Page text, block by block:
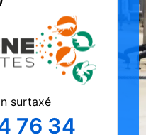
surtaxé
76 34